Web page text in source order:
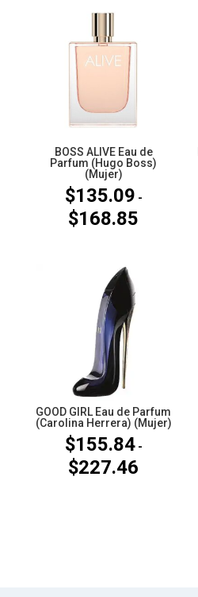
BOSS ALIVE Eau de
Parfum (Hugo Boss)
(Mujer)
$135.09 -
$168.85
GOOD GIRL Eau de Parfum
(Carolina Herrera) (Mujer)
$155.84 -
$227.46